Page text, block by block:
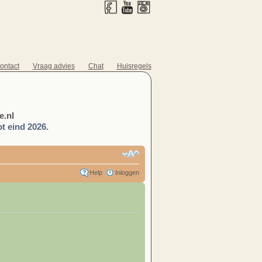
Vraag advies Chat Huisregels
eind 2026.
Help Inloggen